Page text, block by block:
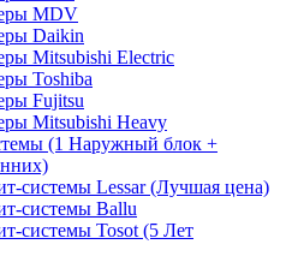
MDV
Daikin
Mitsubishi Electric
Toshiba
Fujitsu
Mitsubishi Heavy
(1 Наружный блок +
системы Lessar (Лучшая цена)
системы Ballu
системы Tosot (5 Лет